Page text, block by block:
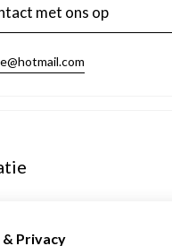
met ons op
Privacy